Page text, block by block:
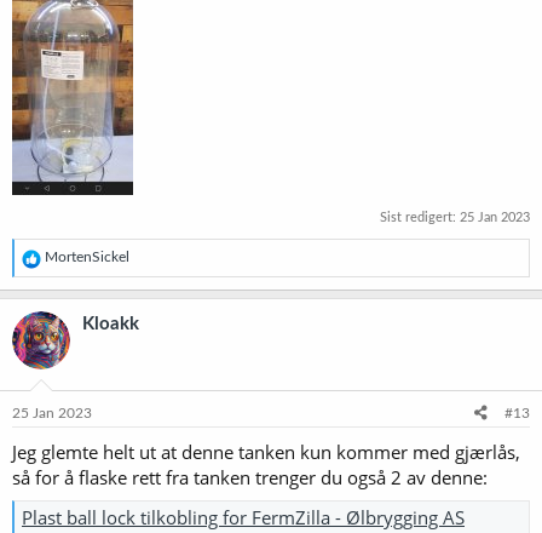
Sist redigert: 25 Jan 2023
R
e
a
k
s
j
o
e
:
MortenSickel
Kloakk
25 Jan 2023 #13
Jeg glemte helt ut at denne tanken kun kommer med gjærlås,
så for å flaske rett fra tanken trenger du også 2 av denne:
Plast ball lock tilkobling for FermZilla - Ølbrygging AS